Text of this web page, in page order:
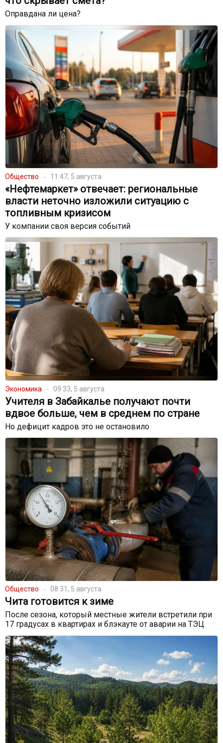
Оправдана ли цена?
Общество 11:47, 5 августа
«Нефтемаркет» отвечает: региональные
власти неточно изложили ситуацию с
топливным кризисом
У компании своя версия событий
Экономика 09:33, 5 августа
Учителя в Забайкалье получают почти
вдвое больше, чем в среднем по стране
Но дефицит кадров это не остановило
Общество 08:31, 5 августа
Чита готовится к зиме
После сезона, который местные жители встретили при
17 градусах в квартирах и блэкауте от аварии на ТЭЦ